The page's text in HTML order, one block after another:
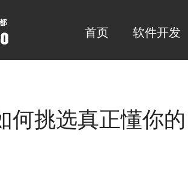
首页 软件开发
何挑选真正懂你的